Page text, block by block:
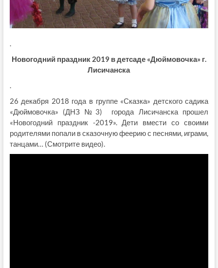
.
Новогодний праздник 2019 в детсаде «Дюймовочка» г.
Лисичанска
.
26 декабря 2018 года в группе «Сказка» детского садика
«Дюймовочка» (ДНЗ №3) города Лисичанска прошел
«Новогодний праздник -2019». Дети вмести со своими
родителями попали в сказочную феерию с песнями, играми,
танцами… (Смотрите видео).